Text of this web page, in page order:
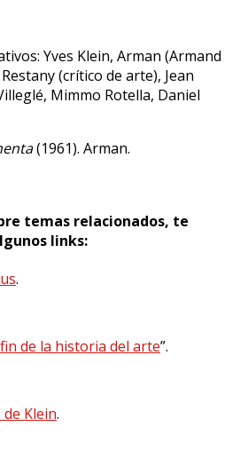
Yves Klein, Arman (Armand
(crítico de arte), Jean
Mimmo Rotella, Daniel
(1961). Arman.
temas relacionados, te
links:
.
de la historia del arte”.
Klein.